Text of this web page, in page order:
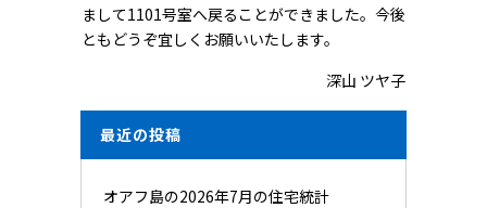
まして1101号室へ戻ることができました。今後
ともどうぞ宜しくお願いいたします。
深山 ツヤ子
最近の投稿
オアフ島の2026年7月の住宅統計